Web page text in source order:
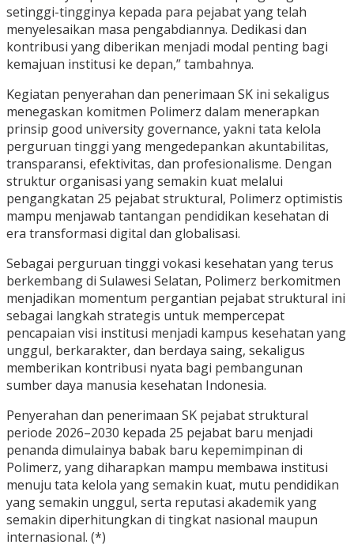
setinggi-tingginya kepada para pejabat yang telah
menyelesaikan masa pengabdiannya. Dedikasi dan
kontribusi yang diberikan menjadi modal penting bagi
kemajuan institusi ke depan,” tambahnya.
Kegiatan penyerahan dan penerimaan SK ini sekaligus
menegaskan komitmen Polimerz dalam menerapkan
prinsip good university governance, yakni tata kelola
perguruan tinggi yang mengedepankan akuntabilitas,
transparansi, efektivitas, dan profesionalisme. Dengan
struktur organisasi yang semakin kuat melalui
pengangkatan 25 pejabat struktural, Polimerz optimistis
mampu menjawab tantangan pendidikan kesehatan di
era transformasi digital dan globalisasi.
Sebagai perguruan tinggi vokasi kesehatan yang terus
berkembang di Sulawesi Selatan, Polimerz berkomitmen
menjadikan momentum pergantian pejabat struktural ini
sebagai langkah strategis untuk mempercepat
pencapaian visi institusi menjadi kampus kesehatan yang
unggul, berkarakter, dan berdaya saing, sekaligus
memberikan kontribusi nyata bagi pembangunan
sumber daya manusia kesehatan Indonesia.
Penyerahan dan penerimaan SK pejabat struktural
periode 2026–2030 kepada 25 pejabat baru menjadi
penanda dimulainya babak baru kepemimpinan di
Polimerz, yang diharapkan mampu membawa institusi
menuju tata kelola yang semakin kuat, mutu pendidikan
yang semakin unggul, serta reputasi akademik yang
semakin diperhitungkan di tingkat nasional maupun
internasional. (*)